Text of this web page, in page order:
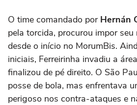
O time comandado por Hernán
pela torcida, procurou impor
desde o início no MorumBis.
iniciais, Ferreirinha invadiu a
finalizou de pé direito. O São
posse de bola, mas enfrentava
perigoso nos contra-ataques e